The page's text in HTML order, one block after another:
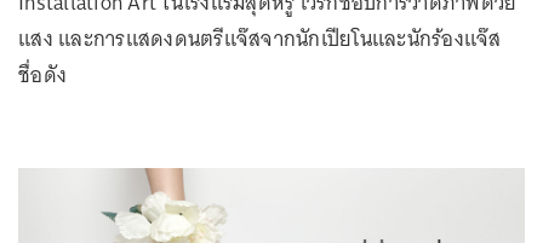
แสง และการแสดงดนตรีแจ๊สจากนักเปียโนและนักร้องแจ๊ส
ชื่อดัง